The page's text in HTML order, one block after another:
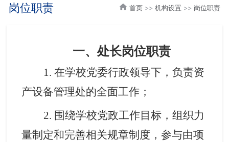
岗位职责 首页>> 机构设置>> 岗位职责
一、处长岗位职责
1.在学校党委行政领导下，负责资
产设备管理处的全面工作 ；
2. 围绕学校党政工作目标，组织力
量制定和完善相关规章制度，参与由项